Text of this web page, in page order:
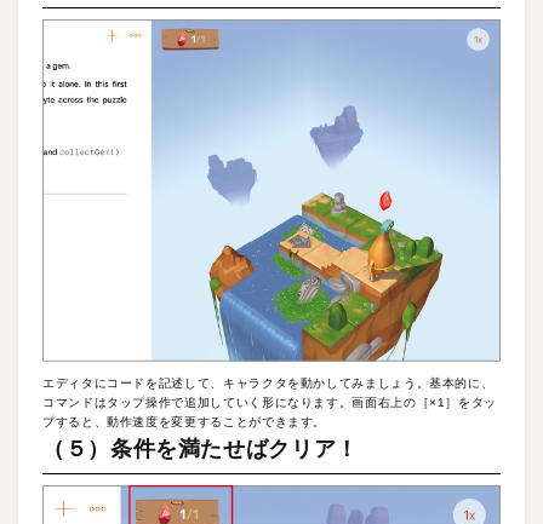
エディタにコードを記述して、キャラクタを動かしてみましょう。基本的に、
コマンドはタップ操作で追加していく形になります。画面右上の［×1］をタッ
プすると、動作速度を変更することができます。
（５）条件を満たせばクリア！